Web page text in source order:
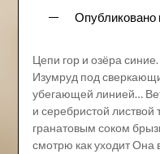
Опубликовано
Цепи гор и озёра
Изумруд под
убегающей линией…
и серебристой листвой
гранатовым соком
смотрю как уходит Она